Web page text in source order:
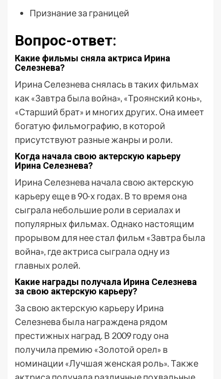
Признание за границей
Вопрос-ответ:
Какие фильмы сняла актриса Ирина
Селезнева?
Ирина Селезнева снялась в таких фильмах
как «Завтра была война», «Троянский конь»,
«Старший брат» и многих других. Она имеет
богатую фильмографию, в которой
присутствуют разные жанры и роли.
Когда начала свою актерскую карьеру
Ирина Селезнева?
Ирина Селезнева начала свою актерскую
карьеру еще в 90-х годах. В то время она
сыграла небольшие роли в сериалах и
популярных фильмах. Однако настоящим
прорывом для нее стал фильм «Завтра была
война», где актриса сыграла одну из
главных ролей.
Какие награды получала Ирина Селезнева
за свою актерскую карьеру?
За свою актерскую карьеру Ирина
Селезнева была награждена рядом
престижных наград. В 2009 году она
получила премию «Золотой орел» в
номинации «Лучшая женская роль». Также